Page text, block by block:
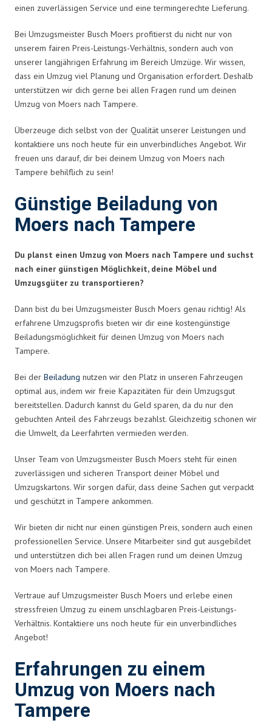
einen zuverlässigen Service und eine termingerechte Lieferung.
Bei Umzugsmeister Busch Moers profitierst du nicht nur von
unserem fairen Preis-Leistungs-Verhältnis, sondern auch von
unserer langjährigen Erfahrung im Bereich Umzüge. Wir wissen,
dass ein Umzug viel Planung und Organisation erfordert. Deshalb
unterstützen wir dich gerne bei allen Fragen rund um deinen
Umzug von Moers nach Tampere.
Überzeuge dich selbst von der Qualität unserer Leistungen und
kontaktiere uns noch heute für ein unverbindliches Angebot. Wir
freuen uns darauf, dir bei deinem Umzug von Moers nach
Tampere behilflich zu sein!
Günstige Beiladung von
Moers nach Tampere
Du planst einen Umzug von Moers nach Tampere und suchst
nach einer günstigen Möglichkeit, deine Möbel und
Umzugsgüter zu transportieren?
Dann bist du bei Umzugsmeister Busch Moers genau richtig! Als
erfahrene Umzugsprofis bieten wir dir eine kostengünstige
Beiladungsmöglichkeit für deinen Umzug von Moers nach
Tampere.
Bei der Beiladung nutzen wir den Platz in unseren Fahrzeugen
optimal aus, indem wir freie Kapazitäten für dein Umzugsgut
bereitstellen. Dadurch kannst du Geld sparen, da du nur den
gebuchten Anteil des Fahrzeugs bezahlst. Gleichzeitig schonen wir
die Umwelt, da Leerfahrten vermieden werden.
Unser Team von Umzugsmeister Busch Moers steht für einen
zuverlässigen und sicheren Transport deiner Möbel und
Umzugskartons. Wir sorgen dafür, dass deine Sachen gut verpackt
und geschützt in Tampere ankommen.
Wir bieten dir nicht nur einen günstigen Preis, sondern auch einen
professionellen Service. Unsere Mitarbeiter sind gut ausgebildet
und unterstützen dich bei allen Fragen rund um deinen Umzug
von Moers nach Tampere.
Vertraue auf Umzugsmeister Busch Moers und erlebe einen
stressfreien Umzug zu einem unschlagbaren Preis-Leistungs-
Verhältnis. Kontaktiere uns noch heute für ein unverbindliches
Angebot!
Erfahrungen zu einem
Umzug von Moers nach
Tampere